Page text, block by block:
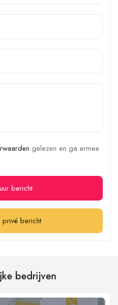
gelezen en ga ermee
bericht
privé bericht
bedrijven